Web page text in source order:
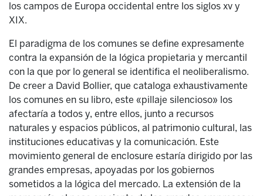
los campos de Europa occidental entre los siglos xv y
XIX.
El paradigma de los comunes se define expresamente
contra la expansión de la lógica propietaria y mercantil
con la que por lo general se identifica el neoliberalismo.
De creer a David Bollier, que cataloga exhaustivamente
los comunes en su libro, este «pillaje silencioso» los
afectaría a todos y, entre ellos, junto a recursos
naturales y espacios públicos, al patrimonio cultural, las
instituciones educativas y la comunicación. Este
movimiento general de enclosure estaría dirigido por las
grandes empresas, apoyadas por los gobiernos
sometidos a la lógica del mercado. La extensión de la